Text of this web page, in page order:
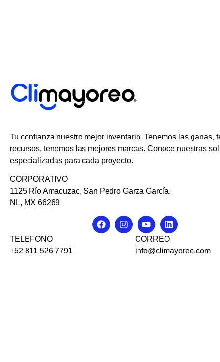
Tu confianza nuestro mejor inventario. Tenemos las ganas,
recursos, tenemos las mejores marcas. Conoce nuestras
especializadas para cada proyecto.
CORPORATIVO
1125 Río Amacuzac, San Pedro Garza García.
NL, MX 66269
TELEFONO
+52 811 526 7791
CORREO
info@climayoreo.com